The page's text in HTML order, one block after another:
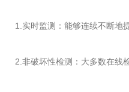
1.实时监测：能够连续不断地
2.非破坏性检测：大多数在线